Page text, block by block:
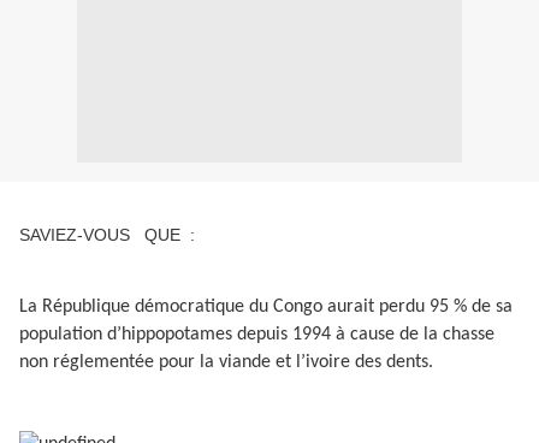
SAVIEZ-VOUS QUE :
La République démocratique du Congo aurait perdu 95 % de sa
population d’hippopotames depuis 1994 à cause de la chasse
non réglementée pour la viande et l’ivoire des dents.